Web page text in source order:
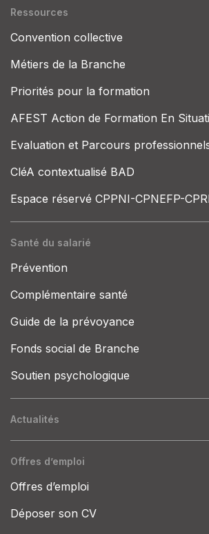
Ressources
Convention collective
Métiers de la Branche
Priorités pour la formation
AFEST Action de Formation En
Evaluation et Parcours
CléA contextualisé BAD
Espace réservé CPPNI-CPNEFP-
Santé du salarié
Prévention
Complémentaire santé
Guide de la prévoyance
Fonds social de Branche
Soutien psychologique
Actualités
Offres d’emploi
Offres d’emploi
Déposer son CV